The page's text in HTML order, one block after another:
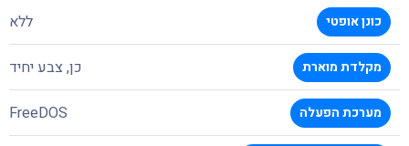
כונן אופטי ללא
מקלדת מוארת כן, צבע יחיד
מערכת הפעלה FreeDOS